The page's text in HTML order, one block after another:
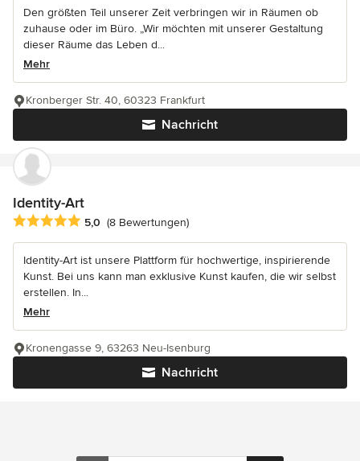
Den größten Teil unserer Zeit verbringen wir in Räumen ob
zuhause oder im Büro. „Wir möchten mit unserer Gestaltung
dieser Räume das Leben d...
Mehr
Nachricht
Kronberger Str. 40, 60323 Frankfurt
Identity-Art
Durchschnittliche Bewertung: 5 von 5 Sternen
5,0 (8 Bewertungen)
Identity-Art ist unsere Plattform für hochwertige, inspirierende
Kunst. Bei uns kann man exklusive Kunst kaufen, die wir selbst
erstellen. In...
Mehr
Nachricht
Kronengasse 9, 63263 Neu-Isenburg